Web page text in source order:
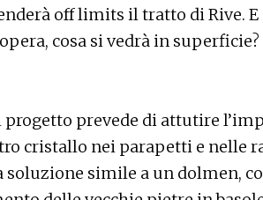
off limits il tratto di Rive.
cosa si vedrà in superficie?
progetto prevede di attutire
cristallo nei parapetti e nelle
soluzione simile a un dolmen,